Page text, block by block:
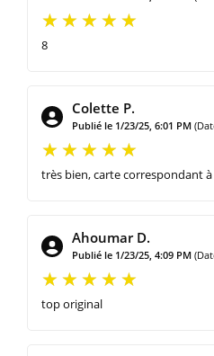
8
Colette P.
Publié le 1/23/25, 6:01 PM
très bien, carte correspondant
Ahoumar D.
Publié le 1/23/25, 4:09 PM
top original